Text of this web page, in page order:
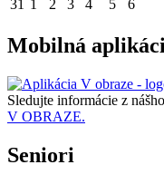
31 1 2 3 4 5 6
Mobilná
Sledujte informácie z
V OBRAZE.
Seniori